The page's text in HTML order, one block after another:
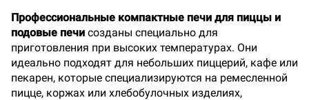
Профессиональные компактные печи для пиццы и
подовые печи созданы специально для
приготовления при высоких температурах. Они
идеально подходят для небольших пиццерий, кафе или
пекарен, которые специализируются на ремесленной
пицце, коржах или хлебобулочных изделиях,